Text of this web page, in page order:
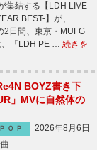
集結する【LDH LIVE-
BEST-】が、
日間、東京・MUFG
「LDH PE … 続きを
BOYZ書き下
」MVに自然体の
ＯＰ
2026年8月6日